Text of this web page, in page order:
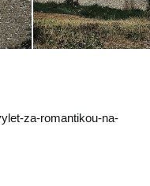
za-romantikou-na-